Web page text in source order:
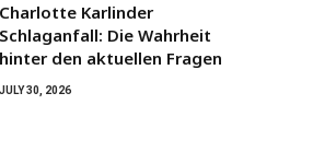
Charlotte Karlinder
Schlaganfall: Die Wahrheit
hinter den aktuellen Fragen
JULY 30, 2026